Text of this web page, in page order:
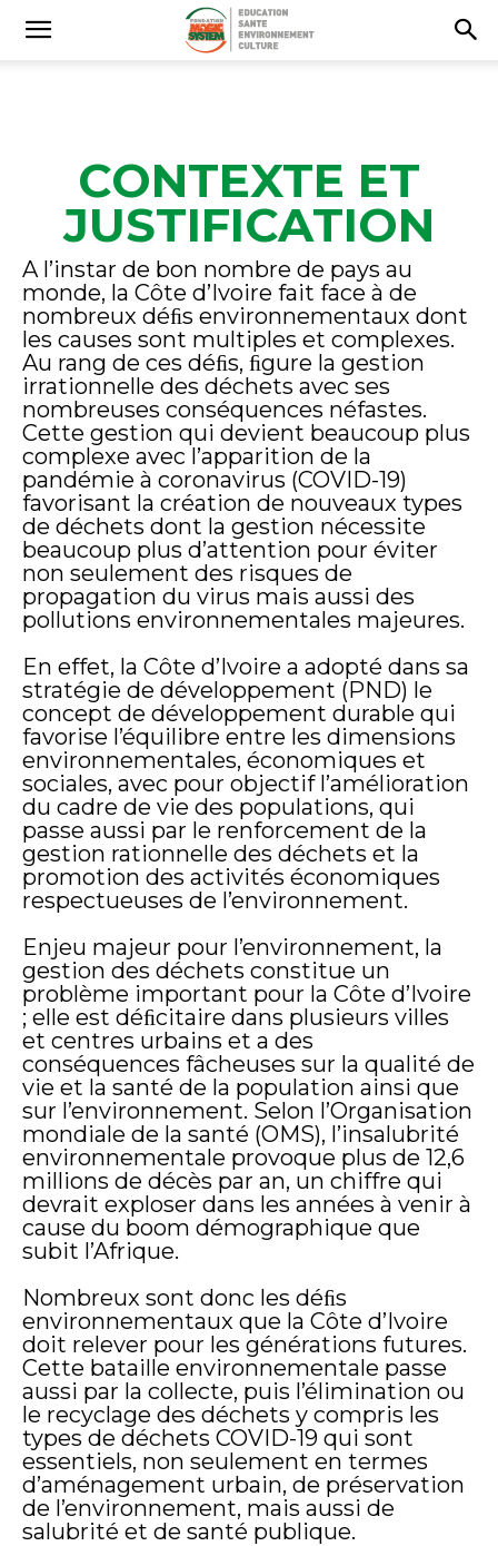
CONTEXTE ET
JUSTIFICATION
A l’instar de bon nombre de pays au
monde, la Côte d’Ivoire fait face à de
nombreux déﬁs environnementaux dont
les causes sont multiples et complexes.
Au rang de ces déﬁs, ﬁgure la gestion
irrationnelle des déchets avec ses
nombreuses conséquences néfastes.
Cette gestion qui devient beaucoup plus
complexe avec l’apparition de la
pandémie à coronavirus (COVID-19)
favorisant la création de nouveaux types
de déchets dont la gestion nécessite
beaucoup plus d’attention pour éviter
non seulement des risques de
propagation du virus mais aussi des
pollutions environnementales majeures.
En effet, la Côte d’Ivoire a adopté dans sa
stratégie de développement (PND) le
concept de développement durable qui
favorise l’équilibre entre les dimensions
environnementales, économiques et
sociales, avec pour objectif l’amélioration
du cadre de vie des populations, qui
passe aussi par le renforcement de la
gestion rationnelle des déchets et la
promotion des activités économiques
respectueuses de l’environnement.
Enjeu majeur pour l’environnement, la
gestion des déchets constitue un
problème important pour la Côte d’Ivoire
; elle est déﬁcitaire dans plusieurs villes
et centres urbains et a des
conséquences fâcheuses sur la qualité de
vie et la santé de la population ainsi que
sur l’environnement. Selon l’Organisation
mondiale de la santé (OMS), l’insalubrité
environnementale provoque plus de 12,6
millions de décès par an, un chiffre qui
devrait exploser dans les années à venir à
cause du boom démographique que
subit l’Afrique.
Nombreux sont donc les déﬁs
environnementaux que la Côte d’Ivoire
doit relever pour les générations futures.
Cette bataille environnementale passe
aussi par la collecte, puis l’élimination ou
le recyclage des déchets y compris les
types de déchets COVID-19 qui sont
essentiels, non seulement en termes
d’aménagement urbain, de préservation
de l’environnement, mais aussi de
salubrité et de santé publique.